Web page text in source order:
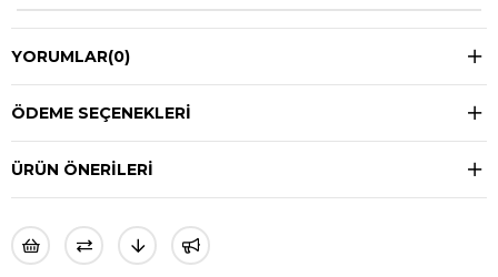
YORUMLAR(0)
ÖDEME SEÇENEKLERI
ÜRÜN ÖNERILERI